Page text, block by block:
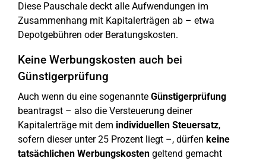
Diese Pauschale deckt alle Aufwendungen im
Zusammenhang mit Kapitalerträgen ab – etwa
Depotgebühren oder Beratungskosten.
Keine Werbungskosten auch bei
Günstigerprüfung
Auch wenn du eine sogenannte Günstigerprüfung
beantragst – also die Versteuerung deiner
Kapitalerträge mit dem individuellen Steuersatz,
sofern dieser unter 25 Prozent liegt –, dürfen keine
tatsächlichen Werbungskosten geltend gemacht